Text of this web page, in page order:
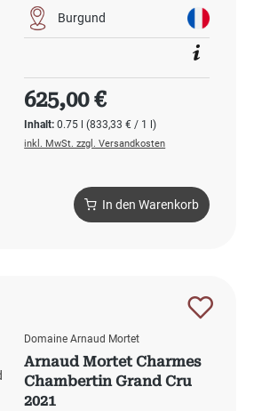
Burgund
Inhalt:0.75 l(833,33 € / 1 l)
Regulärer Preis:
625,00 €
inkl. MwSt. zzgl. Versandkosten
In den Warenkorb
Domaine Arnaud Mortet
Arnaud Mortet Charmes
Chambertin Grand Cru
2021